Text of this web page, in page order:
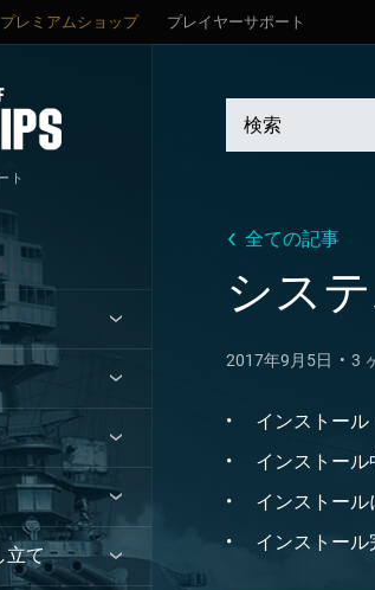
プレミアムショップ プレイヤーサポート
ト
立て
全ての記事
シス
2017年9月5日 3
インストール
インストール
インストール
インストール